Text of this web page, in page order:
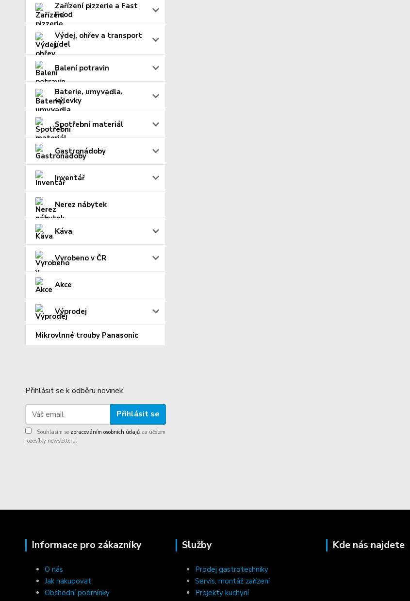
Zařízení pizzerie a Fast
Food
Výdej, ohřev a transport
jídel
Balení potravin
Baterie, umyvadla,
výlevky
Spotřební materiál
Gastronádoby
Inventář
Nerez nábytek
Káva
Vyrobeno v ČR
Akce
Výprodej
Mikrovlnné trouby Panasonic
Přihlásit se k odběru novinek
Přihlásit se
Souhlasím se zpracováním osobních údajů za účelem
rozesílky newsletteru.
Informace pro zákazníky
O nás
Jak nakupovat
Obchodní podmínky
Služby
Prodej gastrotechniky
Servis, montáž zařízení
Projekty kuchyní
Kde nás najdete